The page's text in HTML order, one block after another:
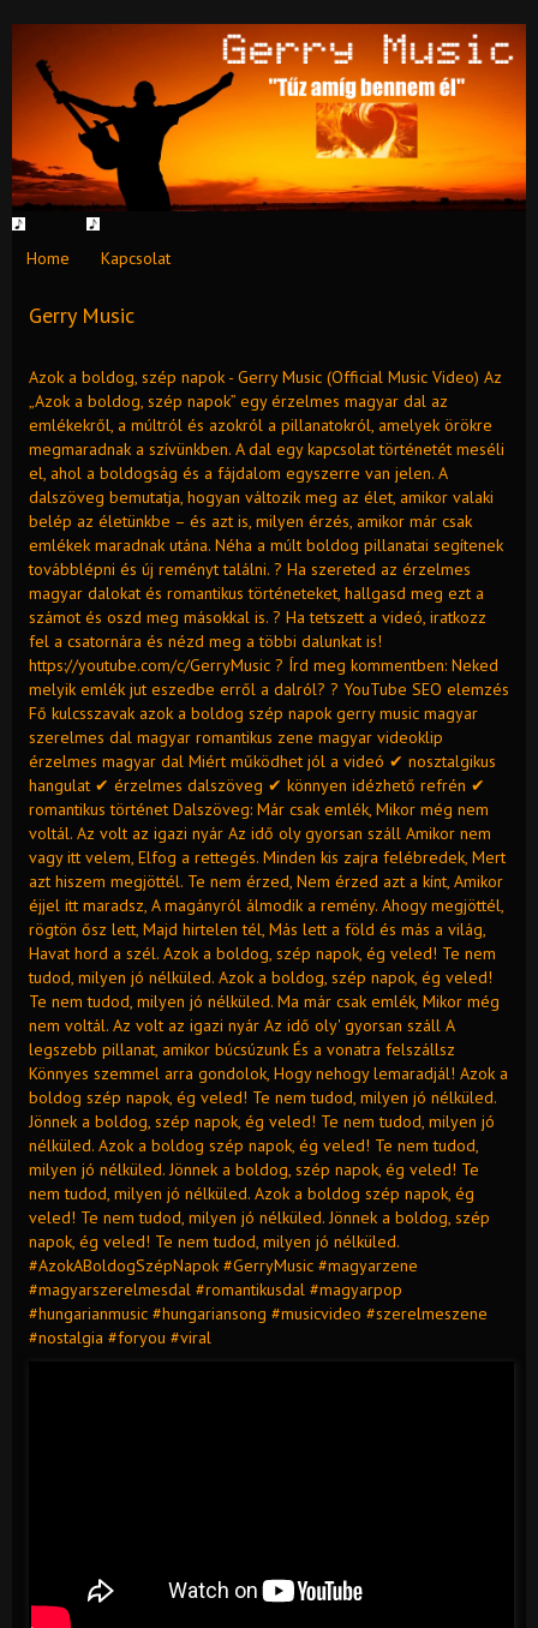
Home Kapcsolat
Gerry Music
Azok a boldog, szép napok - Gerry Music (Official Music Video) Az
„Azok a boldog, szép napok” egy érzelmes magyar dal az
emlékekről, a múltról és azokról a pillanatokról, amelyek örökre
megmaradnak a szívünkben. A dal egy kapcsolat történetét meséli
el, ahol a boldogság és a fájdalom egyszerre van jelen. A
dalszöveg bemutatja, hogyan változik meg az élet, amikor valaki
belép az életünkbe – és azt is, milyen érzés, amikor már csak
emlékek maradnak utána. Néha a múlt boldog pillanatai segítenek
továbblépni és új reményt találni. ? Ha szereted az érzelmes
magyar dalokat és romantikus történeteket, hallgasd meg ezt a
számot és oszd meg másokkal is. ? Ha tetszett a videó, iratkozz
fel a csatornára és nézd meg a többi dalunkat is!
https://youtube.com/c/GerryMusic ? Írd meg kommentben: Neked
melyik emlék jut eszedbe erről a dalról? ? YouTube SEO elemzés
Fő kulcsszavak azok a boldog szép napok gerry music magyar
szerelmes dal magyar romantikus zene magyar videoklip
érzelmes magyar dal Miért működhet jól a videó ✔ nosztalgikus
hangulat ✔ érzelmes dalszöveg ✔ könnyen idézhető refrén ✔
romantikus történet Dalszöveg: Már csak emlék, Mikor még nem
voltál. Az volt az igazi nyár Az idő oly gyorsan száll Amikor nem
vagy itt velem, Elfog a rettegés. Minden kis zajra felébredek, Mert
azt hiszem megjöttél. Te nem érzed, Nem érzed azt a kínt, Amikor
éjjel itt maradsz, A magányról álmodik a remény. Ahogy megjöttél,
rögtön ősz lett, Majd hirtelen tél, Más lett a föld és más a világ,
Havat hord a szél. Azok a boldog, szép napok, ég veled! Te nem
tudod, milyen jó nélküled. Azok a boldog, szép napok, ég veled!
Te nem tudod, milyen jó nélküled. Ma már csak emlék, Mikor még
nem voltál. Az volt az igazi nyár Az idő oly' gyorsan száll A
legszebb pillanat, amikor búcsúzunk És a vonatra felszállsz
Könnyes szemmel arra gondolok, Hogy nehogy lemaradjál! Azok a
boldog szép napok, ég veled! Te nem tudod, milyen jó nélküled.
Jönnek a boldog, szép napok, ég veled! Te nem tudod, milyen jó
nélküled. Azok a boldog szép napok, ég veled! Te nem tudod,
milyen jó nélküled. Jönnek a boldog, szép napok, ég veled! Te
nem tudod, milyen jó nélküled. Azok a boldog szép napok, ég
veled! Te nem tudod, milyen jó nélküled. Jönnek a boldog, szép
napok, ég veled! Te nem tudod, milyen jó nélküled.
#AzokABoldogSzépNapok #GerryMusic #magyarzene
#magyarszerelmesdal #romantikusdal #magyarpop
#hungarianmusic #hungariansong #musicvideo #szerelmeszene
#nostalgia #foryou #viral